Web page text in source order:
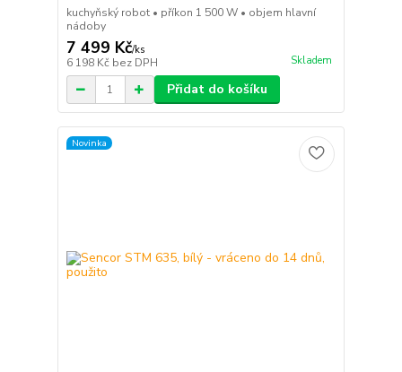
kuchyňský robot • příkon 1 500 W • objem hlavní
nádoby
7 499 Kč/ks
6 198 Kč bez DPH Skladem
Přidat do košíku
Novinka